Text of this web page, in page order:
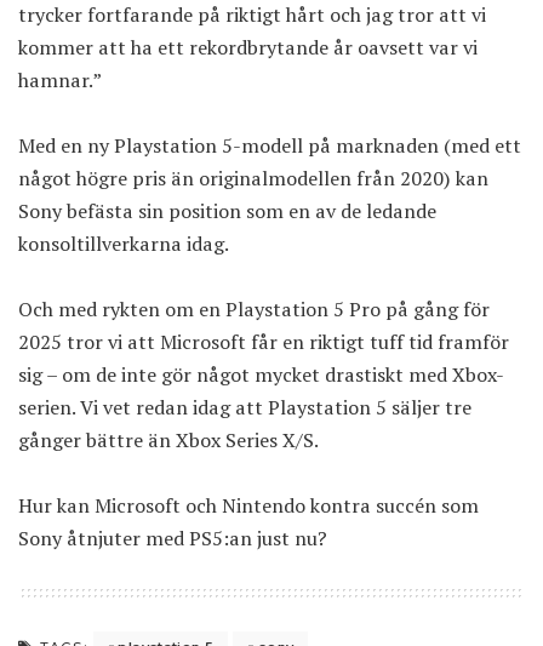
trycker fortfarande på riktigt hårt och jag tror att vi
kommer att ha ett rekordbrytande år oavsett var vi
hamnar.”
Med en ny Playstation 5-modell på marknaden (med ett
något högre pris än originalmodellen från 2020) kan
Sony befästa sin position som en av de ledande
konsoltillverkarna idag.
Och med rykten om en Playstation 5 Pro på gång för
2025 tror vi att Microsoft får en riktigt tuff tid framför
sig – om de inte gör något mycket drastiskt med Xbox-
serien. Vi vet redan idag att Playstation 5 säljer tre
gånger bättre än Xbox Series X/S.
Hur kan Microsoft och Nintendo kontra succén som
Sony åtnjuter med PS5:an just nu?